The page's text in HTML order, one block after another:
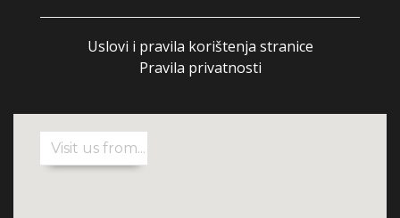
Uslovi i pravila korištenja stranice
Pravila privatnosti